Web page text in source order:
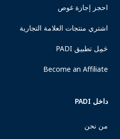
احجز إجازة غوص
اشتري منتجات العلامة التجارية
حَمِل تطبيق PADI
Become an Affiliate
داخل PADI
من نحن